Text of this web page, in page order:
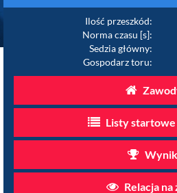
Ilość przeszkód:
Norma czasu [s]:
Sedzia główny:
Gospodarz toru:
Listy
Relacja